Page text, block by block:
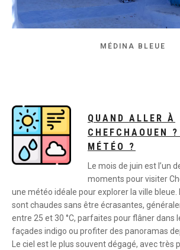
MÉDINA BLEUE
QUAND ALLER À
CHEFCHAOUEN
MÉTÉO ?
Le mois de juin est l’un
moments pour visiter
une météo idéale pour explorer la ville
sont chaudes sans être écrasantes,
entre 25 et 30 °C, parfaites pour flâner dans
façades indigo ou profiter des panoramas
Le ciel est le plus souvent dégagé, avec très